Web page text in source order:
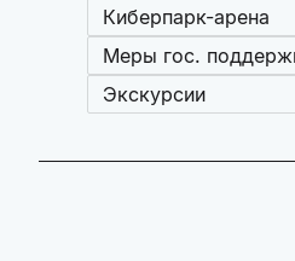
Киберпарк-арена
Меры гос.
Экскурсии